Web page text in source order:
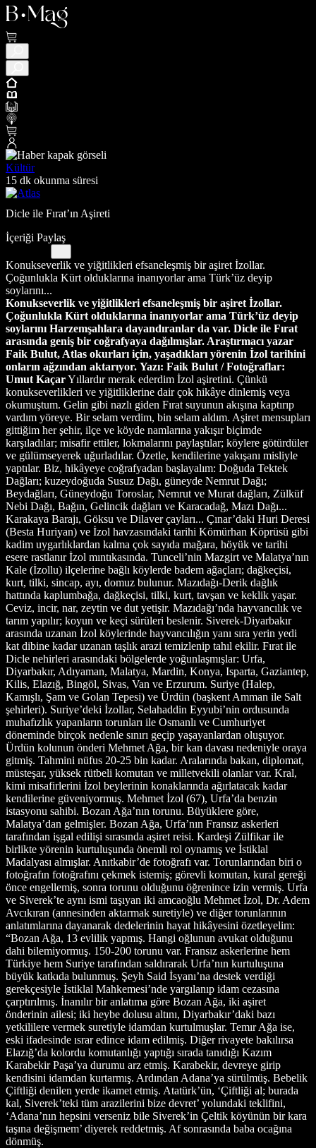
Kültür
15 dk okunma süresi
Dicle ile Fırat’ın Aşireti
İçeriği Paylaş
Konukseverlik ve yiğitlikleri efsaneleşmiş bir aşiret İzollar.
Çoğunlukla Kürt olduklarına inanıyorlar ama Türk’üz deyip
soylarını...
Konukseverlik ve yiğitlikleri efsaneleşmiş bir aşiret İzollar.
Çoğunlukla Kürt olduklarına inanıyorlar ama Türk’üz deyip
soylarını Harzemşahlara dayandıranlar da var. Dicle ile Fırat
arasında geniş bir coğrafyaya dağılmışlar. Araştırmacı yazar
Faik Bulut, Atlas okurları için, yaşadıkları yörenin İzol tarihini
onların ağzından aktarıyor. Yazı: Faik Bulut / Fotoğraflar:
Umut KaçarYıllardır merak ederdim İzol aşiretini. Çünkü
konukseverlikleri ve yiğitliklerine dair çok hikâye dinlemiş veya
okumuştum. Gelin gibi nazlı giden Fırat suyunun akışına kaptırıp
vardım yöreye. Bir selam verdim, bin selam aldım. Aşiret mensupları
gittiğim her şehir, ilçe ve köyde namlarına yakışır biçimde
karşıladılar; misafir ettiler, lokmalarını paylaştılar; köylere götürdüler
ve gülümseyerek uğurladılar. Özetle, kendilerine yakışanı misliyle
yaptılar. Biz, hikâyeye coğrafyadan başlayalım: Doğuda Tektek
Dağları; kuzeydoğuda Susuz Dağı, güneyde Nemrut Dağı;
Beydağları, Güneydoğu Toroslar, Nemrut ve Murat dağları, Zülküf
Nebi Dağı, Bağın, Gelincik dağları ve Karacadağ, Mazı Dağı...
Karakaya Barajı, Göksu ve Dilaver çayları... Çınar’daki Huri Deresi
(Besta Huriyan) ve İzol havzasındaki tarihi Kömürhan Köprüsü gibi
kadim uygarlıklardan kalma çok sayıda mağara, höyük ve tarihi
esere rastlanır İzol mıntıkasında. Tunceli’nin Mazgirt ve Malatya’nın
Kale (İzollu) ilçelerine bağlı köylerde badem ağaçları; dağkeçisi,
kurt, tilki, sincap, ayı, domuz bulunur. Mazıdağı-Derik dağlık
hattında kaplumbağa, dağkeçisi, tilki, kurt, tavşan ve keklik yaşar.
Ceviz, incir, nar, zeytin ve dut yetişir. Mazıdağı’nda hayvancılık ve
tarım yapılır; koyun ve keçi sürüleri beslenir. Siverek-Diyarbakır
arasında uzanan İzol köylerinde hayvancılığın yanı sıra yerin yedi
kat dibine kadar uzanan taşlık arazi temizlenip tahıl ekilir. Fırat ile
Dicle nehirleri arasındaki bölgelerde yoğunlaşmışlar: Urfa,
Diyarbakır, Adıyaman, Malatya, Mardin, Konya, Isparta, Gaziantep,
Kilis, Elazığ, Bingöl, Sivas, Van ve Erzurum. Suriye (Halep,
Kamışlı, Şam ve Golan Tepesi) ve Ürdün (başkent Amman ile Salt
şehirleri). Suriye’deki İzollar, Selahaddin Eyyubi’nin ordusunda
muhafızlık yapanların torunları ile Osmanlı ve Cumhuriyet
döneminde birçok nedenle sınırı geçip yaşayanlardan oluşuyor.
Ürdün kolunun önderi Mehmet Ağa, bir kan davası nedeniyle oraya
gitmiş. Tahmini nüfus 20-25 bin kadar. Aralarında bakan, diplomat,
müsteşar, yüksek rütbeli komutan ve milletvekili olanlar var. Kral,
kimi misafirlerini İzol beylerinin konaklarında ağırlatacak kadar
kendilerine güveniyormuş. Mehmet İzol (67), Urfa’da benzin
istasyonu sahibi. Bozan Ağa’nın torunu. Büyüklere göre,
Malatya’dan gelmişler. Bozan Ağa, Urfa’nın Fransız askerleri
tarafından işgal edilişi sırasında aşiret reisi. Kardeşi Zülfikar ile
birlikte yörenin kurtuluşunda önemli rol oynamış ve İstiklal
Madalyası almışlar. Anıtkabir’de fotoğrafı var. Torunlarından biri o
fotoğrafın fotoğrafını çekmek istemiş; görevli komutan, kural gereği
önce engellemiş, sonra torunu olduğunu öğrenince izin vermiş. Urfa
ve Siverek’te aynı ismi taşıyan iki amcaoğlu Mehmet İzol, Dr. Adem
Avcıkıran (annesinden aktarmak suretiyle) ve diğer torunlarının
anlatımlarına dayanarak dedelerinin hayat hikâyesini özetleyelim:
“Bozan Ağa, 13 evlilik yapmış. Hangi oğlunun avukat olduğunu
dahi bilemiyormuş. 150-200 torunu var. Fransız askerlerine hem
Türkiye hem Suriye tarafından saldırarak Urfa’nın kurtuluşuna
büyük katkıda bulunmuş. Şeyh Said İsyanı’na destek verdiği
gerekçesiyle İstiklal Mahkemesi’nde yargılanıp idam cezasına
çarptırılmış. İnanılır bir anlatıma göre Bozan Ağa, iki aşiret
önderinin ailesi; iki heybe dolusu altını, Diyarbakır’daki bazı
yetkililere vermek suretiyle idamdan kurtulmuşlar. Temır Ağa ise,
eski ifadesinde ısrar edince idam edilmiş. Diğer rivayete bakılırsa
Elazığ’da kolordu komutanlığı yaptığı sırada tanıdığı Kazım
Karabekir Paşa’ya durumu arz etmiş. Karabekir, devreye girip
kendisini idamdan kurtarmış. Ardından Adana’ya sürülmüş. Bebelik
Çiftliği denilen yerde ikamet etmiş. Atatürk’ün, ‘Çiftliği al; burada
kal, Siverek’teki tüm arazilerini bize devret’ yolundaki teklifini,
‘Adana’nın hepsini verseniz bile Siverek’in Çeltik köyünün bir kara
taşına değişmem’ diyerek reddetmiş. Af sonrasında baba ocağına
dönmüş.